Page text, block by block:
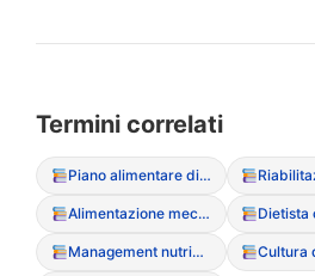
Termini correlati
Piano alimentare di riabilitazione
Alimentazione meccanica
Management nutrizionale